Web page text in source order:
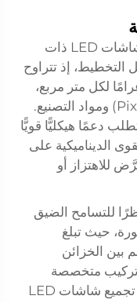
تتطلب الخصائص الفيزيائية لأنظمة شاشات LED ذات
التخطيط، إذ تتراوح
عادةً بين ٢٥ و٤٥ كيلوغرامًا لكل متر مربع،
وذلك تبعًا لمسافة البكسل (Pixel Pitch) ومواد التصنيع.
دعمًا هيكليًّا قويًّا
الديناميكية على
للاهتزاز أو
للتسامح الضيق
حيث تبلغ
الفجوة غالبًا أقل من ٠٫٥ مم بين الخزائن
تركيب متخصصة
وفرق تركيب ذات خبرة في إجراءات تجميع شاشات LED